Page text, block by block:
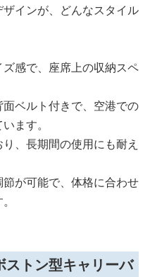
インが、どんなスタイル
感で、座席上の収納スペ
ベルト付きで、空港での
ます。
、長期間の使用にも耐え
が可能で、体格に合わせ
ストン型キャリーバ